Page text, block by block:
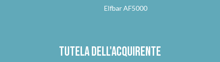
Elfbar AF5000
Tutela dell'acquirente